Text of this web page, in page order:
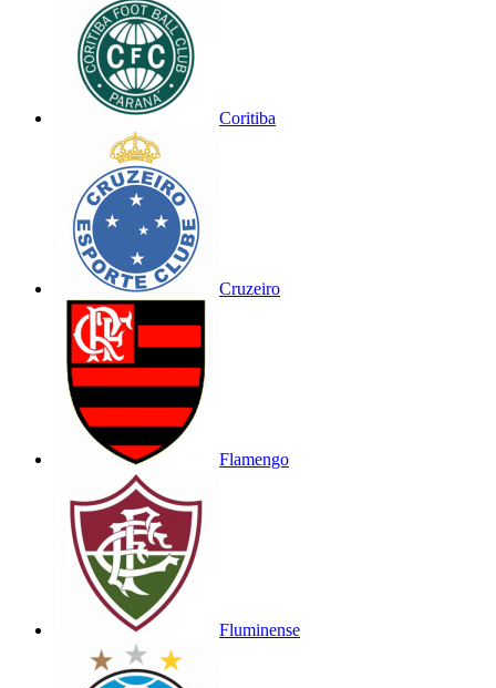
Coritiba
Cruzeiro
Flamengo
Fluminense